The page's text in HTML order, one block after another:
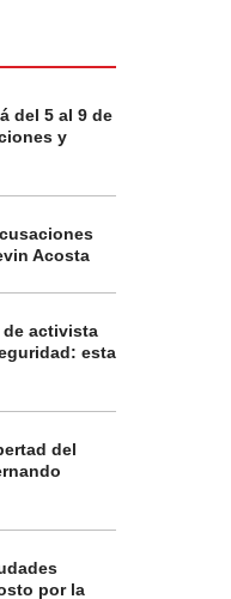
del 5 al 9 de
y
Acosta
de activista
esta
del
por la